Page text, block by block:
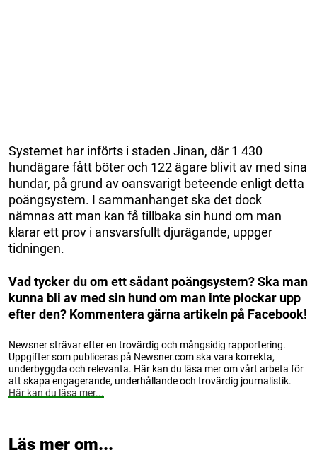
Systemet har införts i staden Jinan, där 1 430
hundägare fått böter och 122 ägare blivit av med sina
hundar, på grund av oansvarigt beteende enligt detta
poängsystem. I sammanhanget ska det dock
nämnas att man kan få tillbaka sin hund om man
klarar ett prov i ansvarsfullt djurägande, uppger
tidningen.
Vad tycker du om ett sådant poängsystem? Ska man
kunna bli av med sin hund om man inte plockar upp
efter den? Kommentera gärna artikeln på Facebook!
Newsner strävar efter en trovärdig och mångsidig rapportering.
Uppgifter som publiceras på Newsner.com ska vara korrekta,
underbyggda och relevanta. Här kan du läsa mer om vårt arbeta för
att skapa engagerande, underhållande och trovärdig journalistik.
Här kan du läsa mer...
Läs mer om...